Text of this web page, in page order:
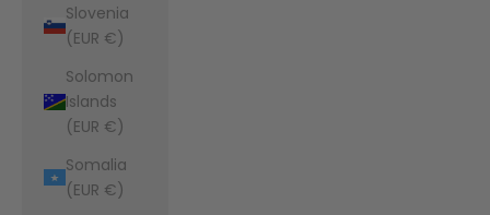
Slovenia
(EUR €)
Solomon
Islands
(EUR €)
Somalia
(EUR €)